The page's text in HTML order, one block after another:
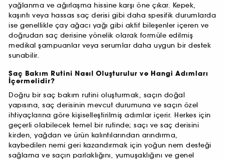
yağlanma ve ağırlaşma hissine karşı öne çıkar. Kepek,
kaşıntı veya hassas saç derisi gibi daha spesifik durumlarda
ise genellikle çay ağacı yağı gibi aktif bileşenler içeren ve
doğrudan saç derisine yönelik olarak formüle edilmiş
medikal şampuanlar veya serumlar daha uygun bir destek
sunabilir.
Saç Bakım Rutini Nasıl Oluşturulur ve Hangi Adımları
İçermelidir?
Doğru bir saç bakım rutini oluşturmak, saçın doğal
yapısına, saç derisinin mevcut durumuna ve saçın özel
ihtiyaçlarına göre kişiselleştirilmiş adımlar içerir. Herkes için
geçerli olabilecek temel bir rutinde; saçı ve saç derisini
kirden, yağdan ve ürün kalıntılarından arındırma,
kaybedilen nemi geri kazandırmak için yoğun nem desteği
sağlama ve saçın parlaklığını, yumuşaklığını ve genel